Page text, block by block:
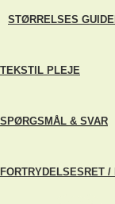
STØRRELSES
TEKSTIL PLEJE
SPØRGSMÅL & SVAR
FORTRYDELSESRET /